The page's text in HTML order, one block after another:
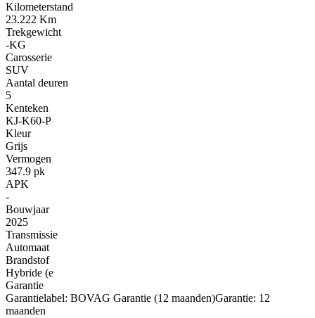
Kilometerstand
23.222 Km
Trekgewicht
-KG
Carosserie
SUV
Aantal deuren
5
Kenteken
KJ-K60-P
Kleur
Grijs
Vermogen
347.9 pk
APK
-
Bouwjaar
2025
Transmissie
Automaat
Brandstof
Hybride (e
Garantie
Garantielabel: BOVAG Garantie (12 maanden)Garantie: 12
maanden